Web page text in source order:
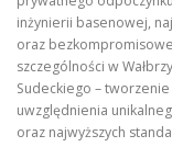
inżynierii basenowej,
oraz
szczególności w
Sudeckiego –
uwzględnienia
oraz najwyższych